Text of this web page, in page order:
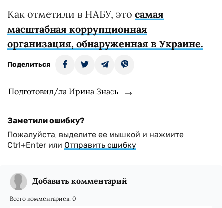
Как отметили в НАБУ, это самая
масштабная коррупционная
организация, обнаруженная в Украине.
Поделиться
Подготовил/ла Ирина Знась
Заметили ошибку?
Пожалуйста, выделите ее мышкой и нажмите
Ctrl+Enter или Отправить ошибку
Добавить комментарий
Всего комментариев: 0